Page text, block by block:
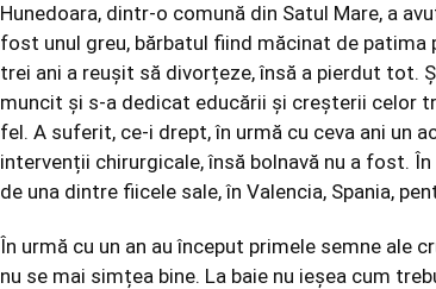
Hunedoara, dintr-o comună din Satul Mare, a
fost unul greu, bărbatul fiind măcinat de patima
trei ani a reușit să divorțeze, însă a pierdut tot.
muncit și s-a dedicat educării și creșterii celor
fel. A suferit, ce-i drept, în urmă cu ceva ani un
intervenții chirurgicale, însă bolnavă nu a fost.
de una dintre fiicele sale, în Valencia, Spania,
În urmă cu un an au început primele semne ale
nu se mai simțea bine. La baie nu ieșea cum